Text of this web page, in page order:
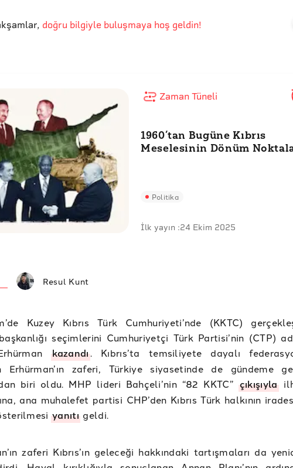
, doğru bilgiyle buluşmaya hoş geldin!
Zaman Tüneli
1960’tan Bugüne Kıbrıs
Meselesinin Dönüm
Politika
İlk yayın :24 Ekim 2025
Resul Kunt
Kuzey Kıbrıs Türk Cumhuriyeti’nde (KKTC)
seçimlerini Cumhuriyetçi Türk Partisi’nin (CTP)
kazandı. Kıbrıs’ta temsiliyete dayalı
Erhürman’ın zaferi, Türkiye siyasetinde de gündeme
biri oldu. MHP lideri Bahçeli’nin “82 KKTC” çıkışıyla
ana muhalefet partisi CHP’den Kıbrıs Türk halkının
yanıtı geldi.
zaferi Kıbrıs’ın geleceği hakkındaki tartışmaları da